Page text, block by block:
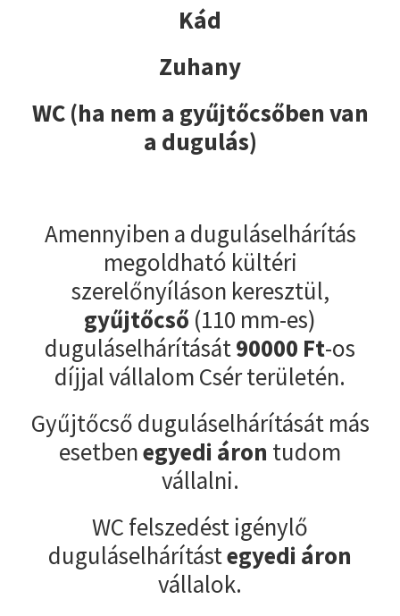
Kád
Zuhany
WC (ha nem a gyűjtőcsőben van
a dugulás)
Amennyiben a duguláselhárítás
megoldható kültéri
szerelőnyíláson keresztül,
gyűjtőcső (110 mm-es)
duguláselhárítását90000 Ft-os
díjjal vállalom Csér területén.
Gyűjtőcső duguláselhárítását más
esetbenegyedi áron tudom
vállalni.
WC felszedést igénylő
duguláselhárítástegyedi áron
vállalok.